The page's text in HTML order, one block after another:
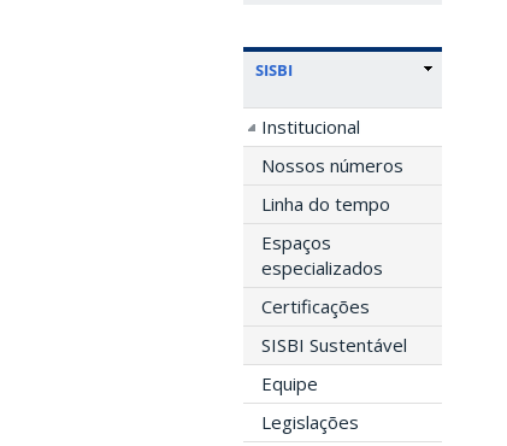
SISBI
Institucional
Nossos números
Linha do tempo
Espaços
especializados
Certificações
SISBI Sustentável
Equipe
Legislações